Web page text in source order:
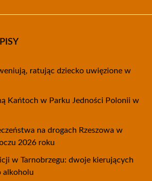
ratując dziecko uwięzione w
Kańtoch w Parku Jedności Polonii w
na drogach Rzeszowa w
2026 roku
w Tarnobrzegu: dwoje kierujących
alkoholu